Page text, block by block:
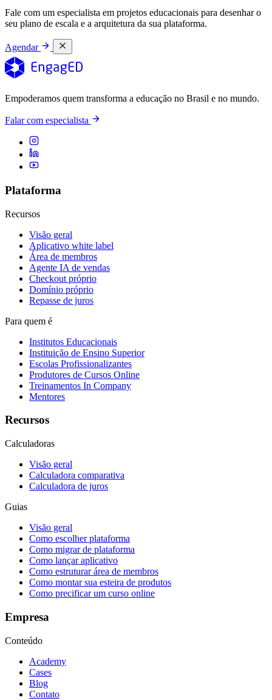
Fale com um especialista em projetos educacionais para desenhar o
seu plano de escala e a arquitetura da sua plataforma.
Agendar
Empoderamos quem transforma a educação no Brasil e no mundo.
Falar com especialista
Plataforma
Recursos
Visão geral
Aplicativo white label
Área de membros
Agente IA de vendas
Checkout próprio
Domínio próprio
Repasse de juros
Para quem é
Institutos Educacionais
Instituição de Ensino Superior
Escolas Profissionalizantes
Produtores de Cursos Online
Treinamentos In Company
Mentores
Recursos
Calculadoras
Visão geral
Calculadora comparativa
Calculadora de juros
Guias
Visão geral
Como escolher plataforma
Como migrar de plataforma
Como lançar aplicativo
Como estruturar área de membros
Como montar sua esteira de produtos
Como precificar um curso online
Empresa
Conteúdo
Academy
Cases
Blog
Contato